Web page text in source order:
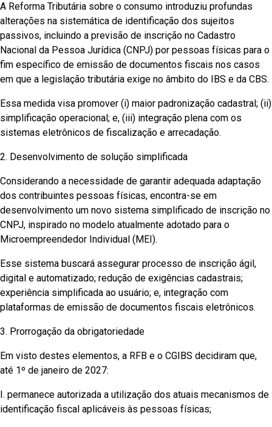
A Reforma Tributária sobre o consumo introduziu profundas
alterações na sistemática de identificação dos sujeitos
passivos, incluindo a previsão de inscrição no Cadastro
Nacional da Pessoa Jurídica (CNPJ) por pessoas físicas para o
fim específico de emissão de documentos fiscais nos casos
em que a legislação tributária exige no âmbito do IBS e da CBS.
Essa medida visa promover (i) maior padronização cadastral; (ii)
simplificação operacional; e, (iii) integração plena com os
sistemas eletrônicos de fiscalização e arrecadação.
2. Desenvolvimento de solução simplificada
Considerando a necessidade de garantir adequada adaptação
dos contribuintes pessoas físicas, encontra-se em
desenvolvimento um novo sistema simplificado de inscrição no
CNPJ, inspirado no modelo atualmente adotado para o
Microempreendedor Individual (MEI).
Esse sistema buscará assegurar processo de inscrição ágil,
digital e automatizado; redução de exigências cadastrais;
experiência simplificada ao usuário; e, integração com
plataformas de emissão de documentos fiscais eletrônicos.
3. Prorrogação da obrigatoriedade
Em visto destes elementos, a RFB e o CGIBS decidiram que,
até 1º de janeiro de 2027:
I. permanece autorizada a utilização dos atuais mecanismos de
identificação fiscal aplicáveis às pessoas físicas;